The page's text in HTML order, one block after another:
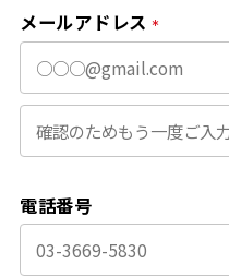
メールアドレス *
電話番号